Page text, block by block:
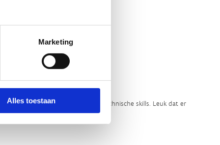
Marketing
Alles toestaan
voor het verbeteren van mijn technische skills. Leuk dat er